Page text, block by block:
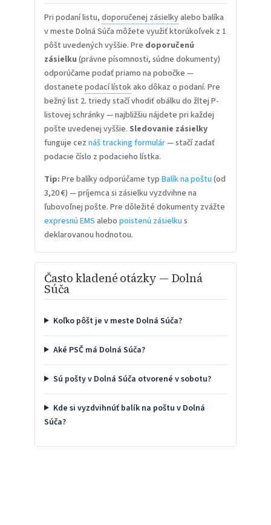
Pri podaní listu, doporučenej zásielkyalebo balíka
v meste Dolná Súča môžete využiť ktorúkoľvek z 1
pôšt uvedených vyššie. Pre doporučenú
zásielku (právne písomnosti, súdne dokumenty)
odporúčame podať priamo na pobočke —
dostanete podací lístokako dôkaz o podaní. Pre
bežný list 2. triedy stačí vhodiť obálku do žltej P-
listovej schránky — najbližšiu nájdete pri každej
pošte uvedenej vyššie. Sledovanie zásielky
funguje cez náš tracking formulár— stačí zadať
podacie číslo z podacieho lístka.
Tip: Pre balíky odporúčame typ Balík na poštu (od
3,20 €) — príjemca si zásielku vyzdvihne na
ľubovoľnej pošte. Pre dôležité dokumenty zvážte
expresnú EMS alebo poistenú zásielku s
deklarovanou hodnotou.
Často kladené otázky — Dolná
Súča
Koľko pôšt je v meste Dolná Súča?
Aké PSČ má Dolná Súča?
Sú pošty v Dolná Súča otvorené v sobotu?
Kde si vyzdvihnúť balík na poštu v Dolná
Súča?